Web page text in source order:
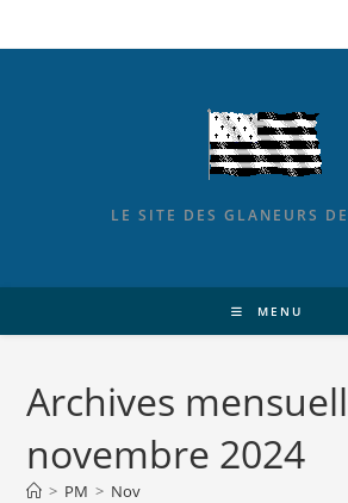
LE SITE DES GLANEURS
MENU
Archives
novembre 2024
> PM > Nov